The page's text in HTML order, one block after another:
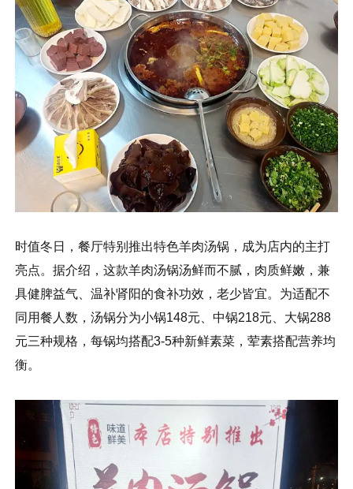
时值冬日，餐厅特别推出特色羊肉汤锅，成为店内的主打
亮点。据介绍，这款羊肉汤锅汤鲜而不腻，肉质鲜嫩，兼
具健脾益气、温补肾阳的食补功效，老少皆宜。为适配不
同用餐人数，汤锅分为小锅148元、中锅218元、大锅288
元三种规格，每锅均搭配3-5种新鲜素菜，荤素搭配营养均
衡。